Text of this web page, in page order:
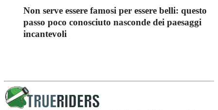
Non serve essere famosi per essere belli: questo
passo poco conosciuto nasconde dei paesaggi
incantevoli